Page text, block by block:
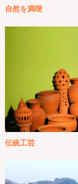
自然を満喫
伝統工芸